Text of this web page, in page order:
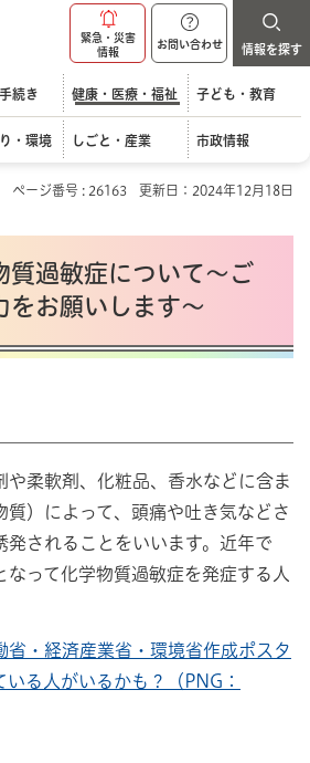
緊急・災害
情報
お問い合わせ 情報を探す
続き 健康・医療・福祉 子ども・教育
・環境 しごと・産業 市政情報
ページ番号 : 26163 更新日：2024年12月18日
質過敏症について～ご
をお願いします～
柔軟剤、化粧品、香水などに含ま
質）によって、頭痛や吐き気などさ
発されることをいいます。近年で
なって化学物質過敏症を発症する人
省・経済産業省・環境省作成ポスタ
る人がいるかも？（PNG：